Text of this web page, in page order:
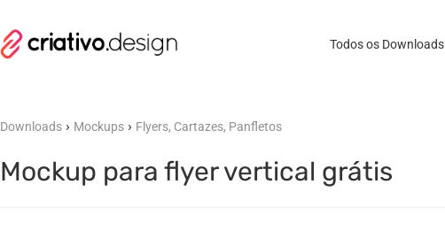
Todos os Downloads
Downloads › Mockups › Flyers, Cartazes, Panfletos
Mockup para flyer vertical grátis